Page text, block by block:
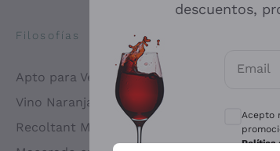
Filosofías
Apto para Veganos
Vino Naranja
Recoltant Manipulant
Antinori
Ca' del
descuentos,
Email
Acepto
Política